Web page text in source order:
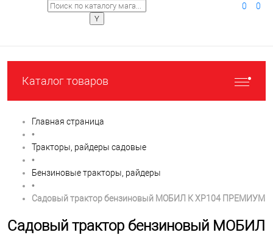
0 0
Каталог товаров
Главная страница
•
Тракторы, райдеры садовые
•
Бензиновые тракторы, райдеры
•
Садовый трактор бензиновый МОБИЛ К XP104 ПРЕМИУМ
Садовый трактор бензиновый МОБИЛ